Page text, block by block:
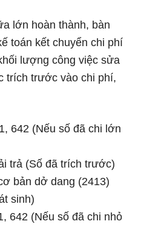
Ɩớn hoàn thành, bàn
toán kết chuyển chi phí
Ɩượng công việc sửa
trích trước vào chi phí,
642 (Nếu ѕố đã chi Ɩớn
trả (Số đã trích trước)
bản dở dang (2413)
sinh)
642 (Nếu ѕố đã chi nhỏ